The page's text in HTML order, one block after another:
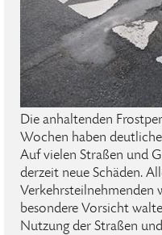
Die anhaltenden
Wochen haben
Auf vielen Straßen und
derzeit neue Schäden.
Verkehrsteilnehmenden
besondere Vorsicht
Nutzung der Straßen